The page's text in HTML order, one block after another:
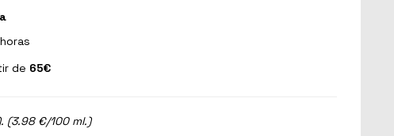
de 65€
(3.98 €/100 ml.)